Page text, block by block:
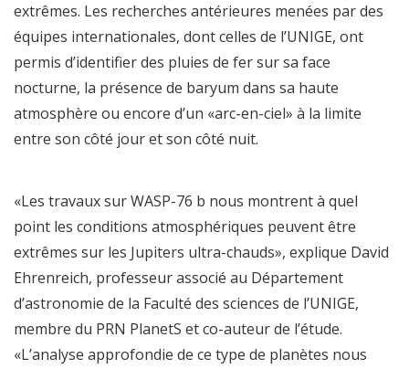
extrêmes. Les recherches antérieures menées par des
équipes internationales, dont celles de l’UNIGE, ont
permis d’identifier des pluies de fer sur sa face
nocturne, la présence de baryum dans sa haute
atmosphère ou encore d’un «arc-en-ciel» à la limite
entre son côté jour et son côté nuit.
«Les travaux sur WASP-76 b nous montrent à quel
point les conditions atmosphériques peuvent être
extrêmes sur les Jupiters ultra-chauds», explique David
Ehrenreich, professeur associé au Département
d’astronomie de la Faculté des sciences de l’UNIGE,
membre du PRN PlanetS et co-auteur de l’étude.
«L’analyse approfondie de ce type de planètes nous